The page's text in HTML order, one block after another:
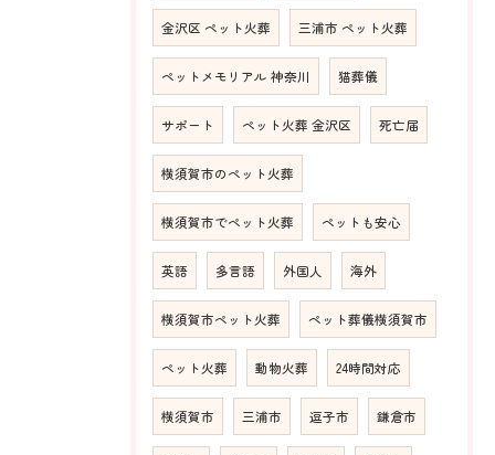
金沢区 ペット火葬 三浦市 ペット火葬
ペットメモリアル 神奈川 猫葬儀
サポート ペット火葬 金沢区 死亡届
横須賀市のペット火葬
横須賀市でペット火葬 ペットも安心
英語 多言語 外国人 海外
横須賀市ペット火葬 ペット葬儀横須賀市
ペット火葬 動物火葬 24時間対応
横須賀市 三浦市 逗子市 鎌倉市